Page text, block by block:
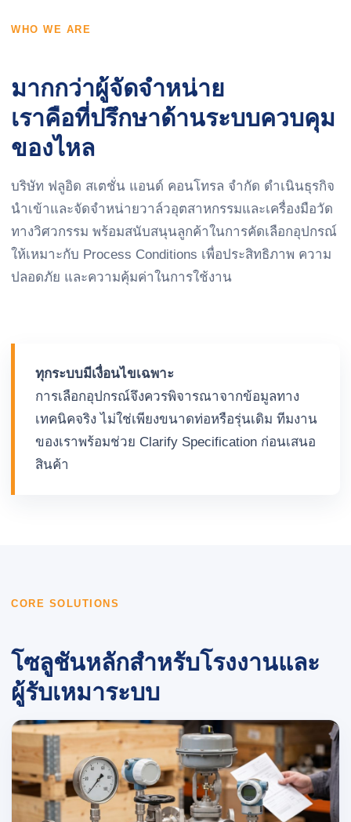
WHO WE ARE
มากกว่าผู้จัดจำหน่าย
เราคือที่ปรึกษาด้านระบบควบคุม
ของไหล
บริษัท ฟลูอิด สเตชั่น แอนด์ คอนโทรล จำกัด ดำเนินธุรกิจ
นำเข้าและจัดจำหน่ายวาล์วอุตสาหกรรมและเครื่องมือวัด
ทางวิศวกรรม พร้อมสนับสนุนลูกค้าในการคัดเลือกอุปกรณ์
ให้เหมาะกับ Process Conditions เพื่อประสิทธิภาพ ความ
ปลอดภัย และความคุ้มค่าในการใช้งาน
ทุกระบบมีเงื่อนไขเฉพาะ
การเลือกอุปกรณ์จึงควรพิจารณาจากข้อมูลทาง
เทคนิคจริง ไม่ใช่เพียงขนาดท่อหรือรุ่นเดิม ทีมงาน
ของเราพร้อมช่วย Clarify Specification ก่อนเสนอ
สินค้า
CORE SOLUTIONS
โซลูชันหลักสำหรับโรงงานและ
ผู้รับเหมาระบบ